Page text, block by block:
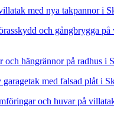
med nya takpannor i
och gångbrygga på
och hängrännor på radhus i
med falsad plåt i
och huvar på